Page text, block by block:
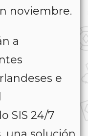
noviembre.
a
e
SIS 24/7